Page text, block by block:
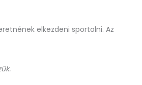
elkezdeni sportolni. Az